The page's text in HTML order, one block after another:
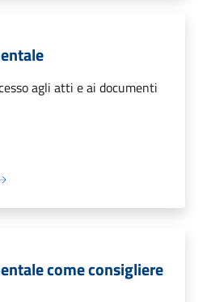
agli atti e ai documenti
come consigliere